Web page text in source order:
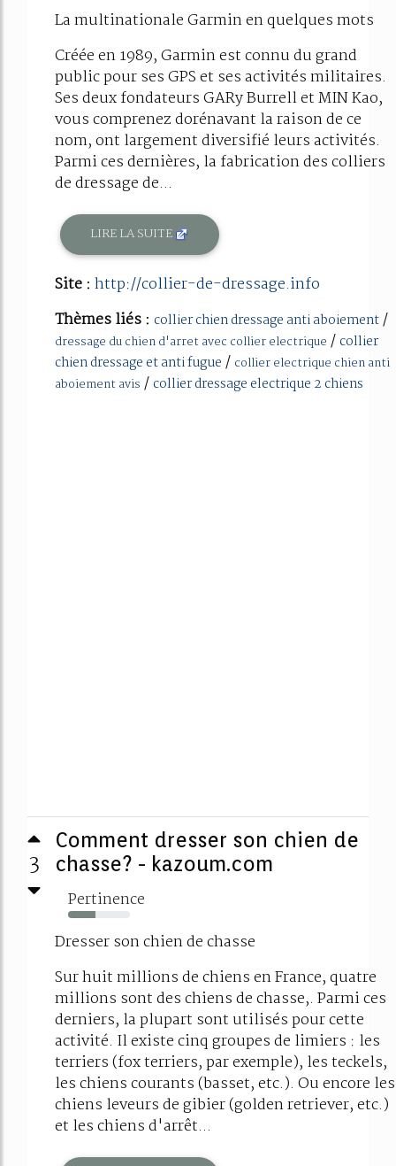
La multinationale Garmin en quelques mots
Créée en 1989, Garmin est connu du grand
public pour ses GPS et ses activités militaires.
Ses deux fondateurs GARy Burrell et MIN Kao,
vous comprenez dorénavant la raison de ce
nom, ont largement diversifié leurs activités.
Parmi ces dernières, la fabrication des colliers
de dressage de...
LIRE LA SUITE
Site : http://collier-de-dressage.info
Thèmes liés : collier chien dressage anti aboiement/
dressage du chien d'arret avec collier electrique / collier
chien dressage et anti fugue / collier electrique chien anti
aboiement avis / collier dressage electrique 2 chiens
3
Comment dresser son chien de
chasse? - kazoum.com
Pertinence
44%
Dresser son chien de chasse
Sur huit millions de chiens en France, quatre
millions sont des chiens de chasse,. Parmi ces
derniers, la plupart sont utilisés pour cette
activité. Il existe cinq groupes de limiers : les
terriers (fox terriers, par exemple), les teckels,
les chiens courants (basset, etc.). Ou encore les
chiens leveurs de gibier (golden retriever, etc.)
et les chiens d'arrêt...